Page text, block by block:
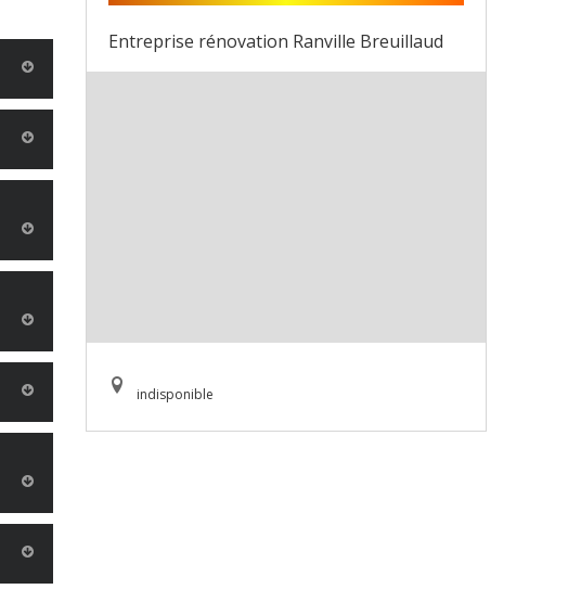
Entreprise rénovation Ranville Breuillaud
indisponible